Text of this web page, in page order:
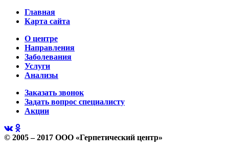
Главная
Карта сайта
О центре
Направления
Заболевания
Услуги
Анализы
Заказать звонок
Задать вопрос специалисту
Акции
© 2005 – 2017 ООО «Герпетический центр»